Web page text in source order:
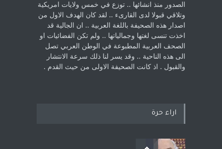
الصدور منذ انشائها .. توزع في خمس ولايات امريكية
‏وتلاقي قبولا لدى القارىء ..‏ لقد كان الهدف الاول من
اصدار هذه الصحيفة باللغة العربية .. ان الجالية قد
اخذت ‏تنسى لغتها وجمالياتها .. ولم تكن الفضائيات او
الصحف العربية المطبوعة في الوطن ‏العربي تصل
الى هذه الناحية .. وقد يسر لنا ذلك سرعة الانتشار
والقبول . اذ كانت ‏الصحيفة الاولى من حيث القدم . ‏
اراء حرة